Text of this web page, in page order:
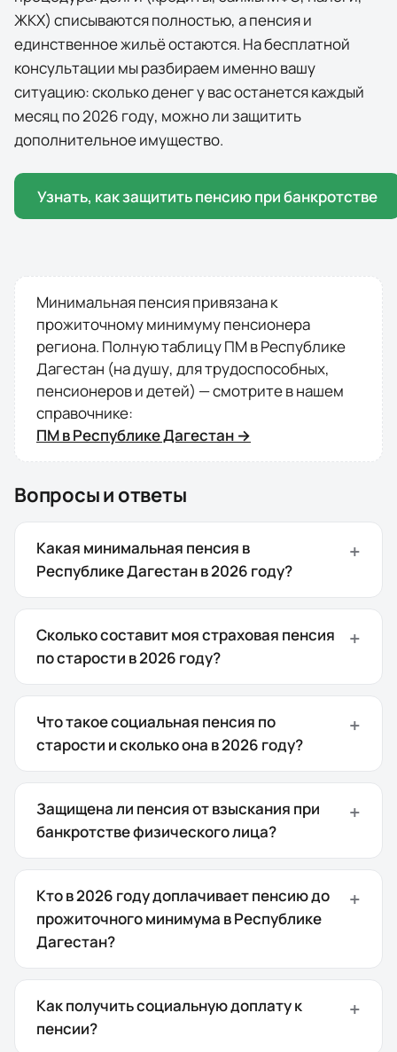
ЖКХ) списываются полностью, а пенсия и
единственное жильё остаются. На бесплатной
консультации мы разбираем именно вашу
ситуацию: сколько денег у вас останется каждый
месяц по2026 году, можно ли защитить
дополнительное имущество.
Узнать, как защитить пенсию при банкротстве
Минимальная пенсия привязана к
прожиточному минимуму пенсионера
региона. Полную таблицу ПМ вРеспублике
Дагестан (на душу, для трудоспособных,
пенсионеров и детей) — смотрите в нашем
справочнике:
ПМ вРеспублике Дагестан →
Вопросы и ответы
Какая минимальная пенсия в
Республике Дагестан в 2026 году?
Сколько составит моя страховая пенсия
по старости в 2026 году?
Что такое социальная пенсия по
старости и сколько она в 2026 году?
Защищена ли пенсия от взыскания при
банкротстве физического лица?
Кто в 2026 году доплачивает пенсию до
прожиточного минимума в Республике
Дагестан?
Как получить социальную доплату к
пенсии?